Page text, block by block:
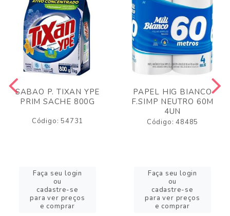
SABAO P. TIXAN YPE
PRIM SACHE 800G
Código: 54731
Faça seu login
ou
cadastre-se
para ver preços
e comprar
PAPEL HIG BIANCO
F.SIMP NEUTRO 60M
4UN
Código: 48485
Faça seu login
ou
cadastre-se
para ver preços
e comprar